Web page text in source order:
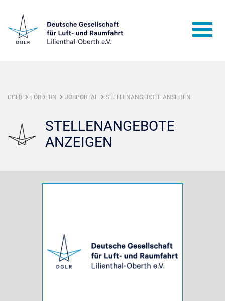
DGLR FÖRDERN JOBPORTAL STELLENANGEBOTE ANSEHEN
STELLENANGEBOTE
ANZEIGEN